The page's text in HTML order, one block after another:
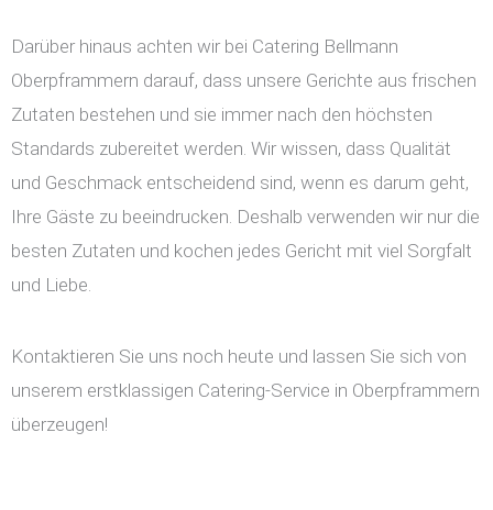
Darüber hinaus achten wir bei Catering Bellmann
Oberpframmern darauf, dass unsere Gerichte aus frischen
Zutaten bestehen und sie immer nach den höchsten
Standards zubereitet werden. Wir wissen, dass Qualität
und Geschmack entscheidend sind, wenn es darum geht,
Ihre Gäste zu beeindrucken. Deshalb verwenden wir nur die
besten Zutaten und kochen jedes Gericht mit viel Sorgfalt
und Liebe.
Kontaktieren Sie uns noch heute und lassen Sie sich von
unserem erstklassigen Catering-Service in Oberpframmern
überzeugen!